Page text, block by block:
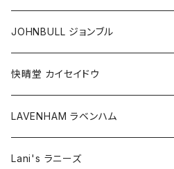
JOHNBULL ジョンブル
快晴堂 カイセイドウ
LAVENHAM ラベンハム
Lani's ラニーズ